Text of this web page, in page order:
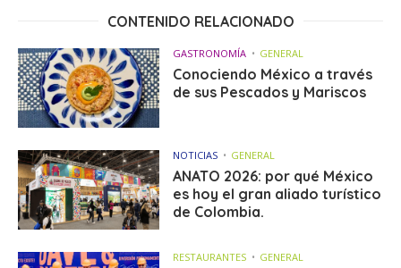
CONTENIDO RELACIONADO
GASTRONOMÍA GENERAL
Conociendo México a través
de sus Pescados y Mariscos
NOTICIAS GENERAL
ANATO 2026: por qué México
es hoy el gran aliado turístico
de Colombia.
RESTAURANTES GENERAL